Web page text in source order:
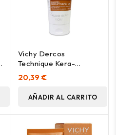
Vichy Dercos
Technique Kera-
Solutions Masque
200Ml
20,39 €
AÑADIR AL CARRITO